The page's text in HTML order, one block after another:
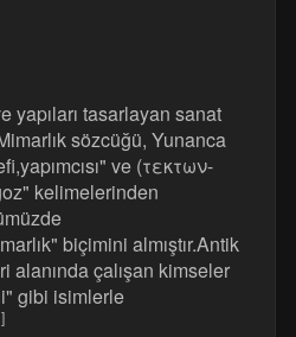
yapıları tasarlayan sanat
sözcüğü, Yunanca
ve (τεκτων-
kelimelerinden
biçimini almıştır.Antik
alanında çalışan kimseler
gibi isimlerle